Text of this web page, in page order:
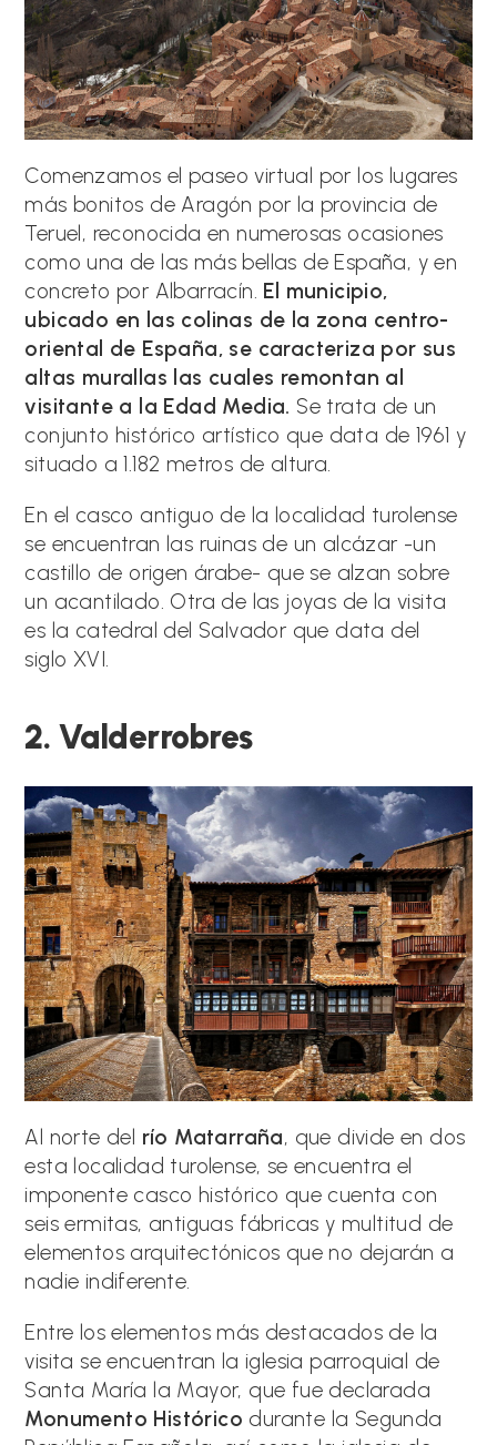
Comenzamos el paseo virtual por los lugares
más bonitos de Aragón por la provincia de
Teruel, reconocida en numerosas ocasiones
como una de las más bellas de España, y en
concreto por Albarracín. El municipio,
ubicado en las colinas de la zona centro-
oriental de España, se caracteriza por sus
altas murallas las cuales remontan al
visitante a la Edad Media. Se trata de un
conjunto histórico artístico que data de 1961 y
situado a 1.182 metros de altura.
En el casco antiguo de la localidad turolense
se encuentran las ruinas de un alcázar -un
castillo de origen árabe- que se alzan sobre
un acantilado. Otra de las joyas de la visita
es la catedral del Salvador que data del
siglo XVI.
2. Valderrobres
Al norte del río Matarraña, que divide en dos
esta localidad turolense, se encuentra el
imponente casco histórico que cuenta con
seis ermitas, antiguas fábricas y multitud de
elementos arquitectónicos que no dejarán a
nadie indiferente.
Entre los elementos más destacados de la
visita se encuentran la iglesia parroquial de
Santa María la Mayor, que fue declarada
Monumento Histórico durante la Segunda